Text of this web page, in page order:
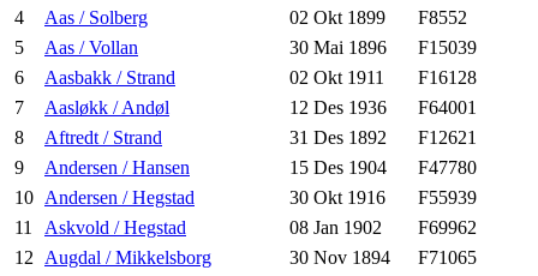
4
Aas / Solberg 02 Okt 1899
F8552
5
Aas / Vollan 30 Mai 1896
F15039
6
Aasbakk / Strand 02 Okt 1911
F16128
7
Aasløkk / Andøl 12 Des 1936
F64001
8
Aftredt / Strand 31 Des 1892
F12621
9
Andersen / Hansen 15 Des 1904
F47780
10 Andersen / Hegstad 30 Okt 1916
F55939
11
Askvold / Hegstad 08 Jan 1902
F69962
12 Augdal / Mikkelsborg 30 Nov 1894
F71065